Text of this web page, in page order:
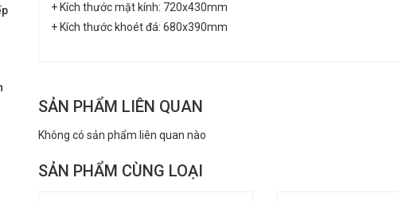
+ Kích thước mặt kính: 720x430mm
+ Kích thước khoét đá: 680x390mm
SẢN PHẨM LIÊN QUAN
Không có sản phẩm liên quan nào
SẢN PHẨM CÙNG LOẠI